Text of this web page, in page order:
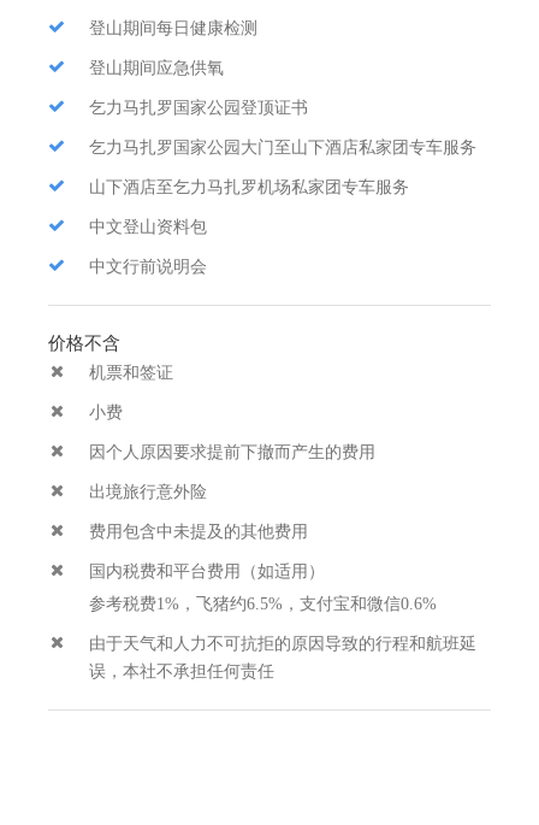
登山期间每日健康检测
登山期间应急供氧
乞力马扎罗国家公园登顶证书
乞力马扎罗国家公园大门至山下酒店私家团专车服务
山下酒店至乞力马扎罗机场私家团专车服务
中文登山资料包
中文行前说明会
价格不含
机票和签证
小费
因个人原因要求提前下撤而产生的费用
出境旅行意外险
费用包含中未提及的其他费用
国内税费和平台费用（如适用）
参考税费1%，飞猪约6.5%，支付宝和微信0.6%
由于天气和人力不可抗拒的原因导致的行程和航班延
误，本社不承担任何责任